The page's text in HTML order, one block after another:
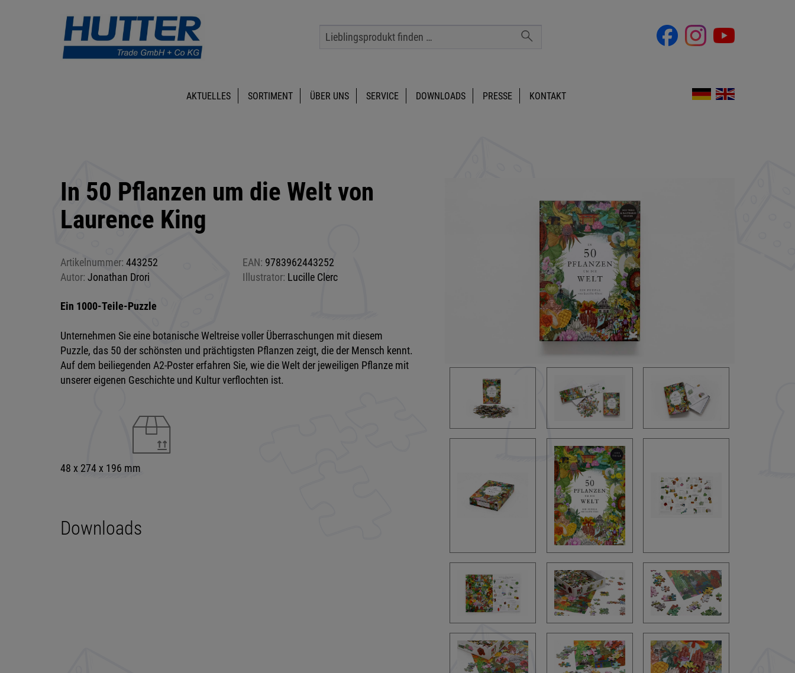
AKTUELLES SORTIMENT ÜBER UNS SERVICE DOWNLOADS PRESSE KONTAKT
In 50 Pflanzen um die Welt von
Laurence King
Artikelnummer: 443252 EAN: 9783962443252
Autor: Jonathan Drori Illustrator: Lucille Clerc
Ein 1000-Teile-Puzzle
Unternehmen Sie eine botanische Weltreise voller Überraschungen mit diesem
Puzzle, das 50 der schönsten und prächtigsten Pflanzen zeigt, die der Mensch kennt.
Auf dem beiliegenden A2-Poster erfahren Sie, wie die Welt der jeweiligen Pflanze mit
unserer eigenen Geschichte und Kultur verflochten ist.
48 x 274 x 196 mm
Downloads